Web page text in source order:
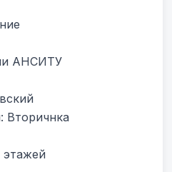
АНСИТУ
Вторичнка